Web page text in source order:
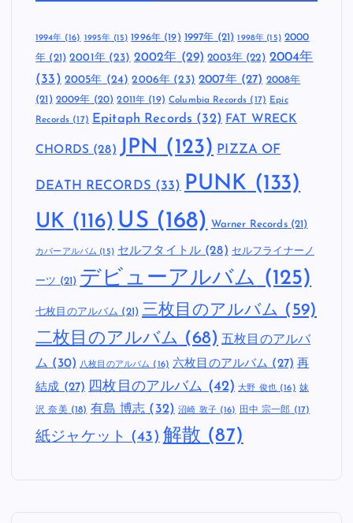
1994年(16) 1995年 (15) 1996年(19) 1997年 (21) 1998年 (15) 2000
年 (21) 2001年(23) 2002年 (29) 2003年 (22) 2004年
(33) 2005年 (24) 2006年 (23) 2007年(27) 2008年
(21) 2009年 (20) 2011年 (19) Columbia Records (17) Epic
Records (17) Epitaph Records (32) FAT WRECK
CHORDS (28) JPN (123) PIZZA OF
DEATH RECORDS (33) PUNK (133)
UK (116) US (168) Warner Records(21)
カバーアルバム (15) セルフタイトル(28) セルフライナーノ
ーツ (21) デビューアルバム (125)
七枚目のアルバム (21) 三枚目のアルバム (59)
二枚目のアルバム (68) 五枚目のアルバ
ム (30) 八枚目のアルバム (16) 六枚目のアルバム (27) 再
結成 (27) 四枚目のアルバム (42) 大野 俊也(16) 妹
沢 奈美(18) 有島 博志 (32) 沼崎 敦子(16) 田中 宗一郎 (17)
紙ジャケット (43) 解散 (87)